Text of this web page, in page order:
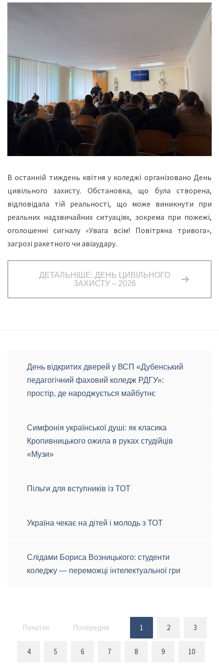
В останній тиждень квітня у коледжі організовано День
цивільного захисту. Обстановка, що була створена,
відповідала тій реальності, що може виникнути при
реальних надзвичайних ситуаціях, зокрема при пожежі,
оголошенні сигналу «Увага всім! Повітряна тривога»,
загрозі ракетного чи авіаудару.
ДЕТАЛЬНІШЕ: ДЕНЬ ЦИВІЛЬНОГО
ЗАХИСТУ – 2026
День відкритих дверей у ВСП «Дубенський
педагогічний фаховий коледж РДГУ»:
простір, де народжується майбутнє
Симфонія української душі: як класика
Кропивницького ожила в руках студійців
«Музи»
Пільги для вступників із ТОТ
Україна чекає на дітей і молодь з ТОТ
Слідами Бориса Возницького: студенти
коледжу — переможці інтелектуальної гри
Початок Попередня 1 2 3
4 5 6 7 8 9 10